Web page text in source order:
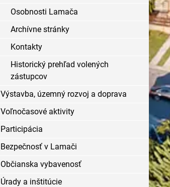
Osobnosti Lamača
Archívne stránky
Kontakty
Historický prehľad volených
zástupcov
Výstavba, územný rozvoj a doprava
Voľnočasové aktivity
Participácia
Bezpečnosť v Lamači
Občianska vybavenosť
Úrady a inštitúcie